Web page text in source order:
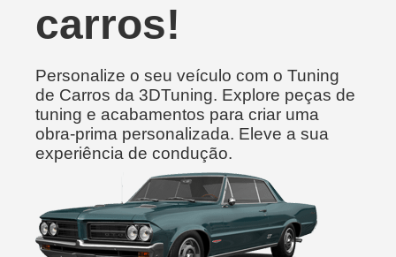
carros!
Personalize o seu veículo com o Tuning
de Carros da 3DTuning. Explore peças de
tuning e acabamentos para criar uma
obra-prima personalizada. Eleve a sua
experiência de condução.